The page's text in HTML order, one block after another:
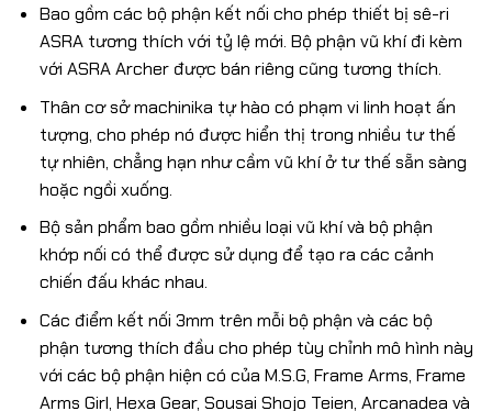
Bao gồm các bộ phận kết nối cho phép thiết bị sê-ri
ASRA tương thích với tỷ lệ mới. Bộ phận vũ khí đi kèm
với ASRA Archer được bán riêng cũng tương thích.
Thân cơ sở machinika tự hào có phạm vi linh hoạt ấn
tượng, cho phép nó được hiển thị trong nhiều tư thế
tự nhiên, chẳng hạn như cầm vũ khí ở tư thế sẵn sàng
hoặc ngồi xuống.
Bộ sản phẩm bao gồm nhiều loại vũ khí và bộ phận
khớp nối có thể được sử dụng để tạo ra các cảnh
chiến đấu khác nhau.
Các điểm kết nối 3mm trên mỗi bộ phận và các bộ
phận tương thích đầu cho phép tùy chỉnh mô hình này
với các bộ phận hiện có của M.S.G, Frame Arms, Frame
Arms Girl, Hexa Gear, Sousai Shojo Teien, Arcanadea và